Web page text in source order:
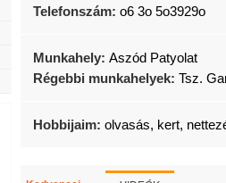
Telefonszám: o6 3o 5o3929o
Munkahely: Aszód Patyolat
Régebbi munkahelyek: Tsz.
Hobbijaim: olvasás, kert,